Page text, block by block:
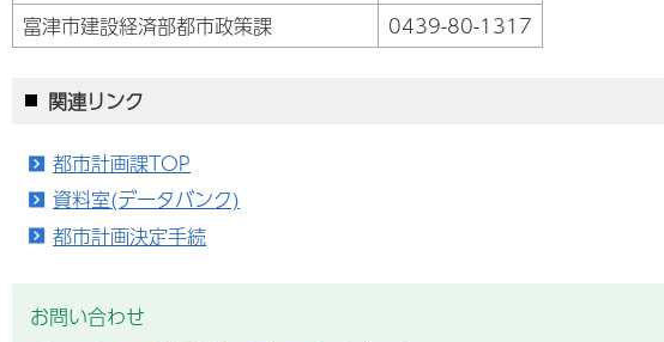
富津市建設経済部都市政策課
0439-80-1317
関連リンク
都市計画課TOP
資料室(データバンク)
都市計画決定手続
お問い合わせ